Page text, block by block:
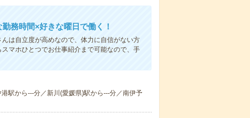
務時間×好きな曜日で働く！
は自立度が高めなので、体力に自信がない方
マホひとつでお仕事紹介まで可能なので、手
駅から---分／新川(愛媛県)駅から---分／南伊予